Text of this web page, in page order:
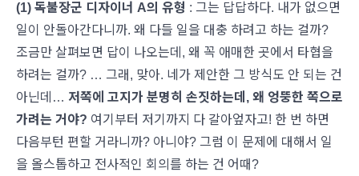
(1) 독불장군 디자이너 A의 유형 : 그는 답답하다. 내가 없으면
일이 안돌아간다니까. 왜 다들 일을 대충 하려고 하는 걸까?
조금만 살펴보면 답이 나오는데, 왜 꼭 애매한 곳에서 타협을
하려는 걸까? … 그래, 맞아. 네가 제안한 그 방식도 안 되는 건
아닌데… 저쪽에 고지가 분명히 손짓하는데 , 왜 엉뚱한 쪽으로
가려는 거야? 여기부터 저기까지 다 갈아엎자고! 한 번 하면
다음부턴 편할 거라니까? 아니야? 그럼 이 문제에 대해서 일
을 올스톱하고 전사적인 회의를 하는 건 어때?